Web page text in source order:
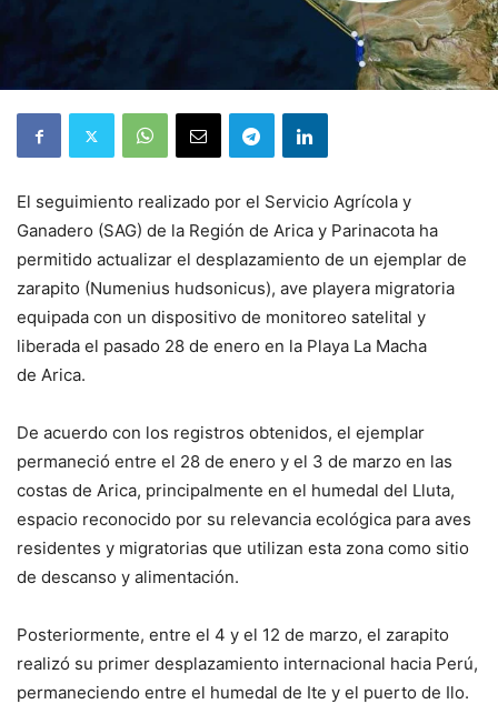
El seguimiento realizado por el Servicio Agrícola y
Ganadero (SAG) de la Región de Arica y Parinacota ha
permitido actualizar el desplazamiento de un ejemplar de
zarapito (Numenius hudsonicus), ave playera migratoria
equipada con un dispositivo de monitoreo satelital y
liberada el pasado 28 de enero en la Playa La Macha
de Arica.
De acuerdo con los registros obtenidos, el ejemplar
permaneció entre el 28 de enero y el 3 de marzo en las
costas de Arica, principalmente en el humedal del Lluta,
espacio reconocido por su relevancia ecológica para aves
residentes y migratorias que utilizan esta zona como sitio
de descanso y alimentación.
Posteriormente, entre el 4 y el 12 de marzo, el zarapito
realizó su primer desplazamiento internacional hacia Perú,
permaneciendo entre el humedal de Ite y el puerto de Ilo.